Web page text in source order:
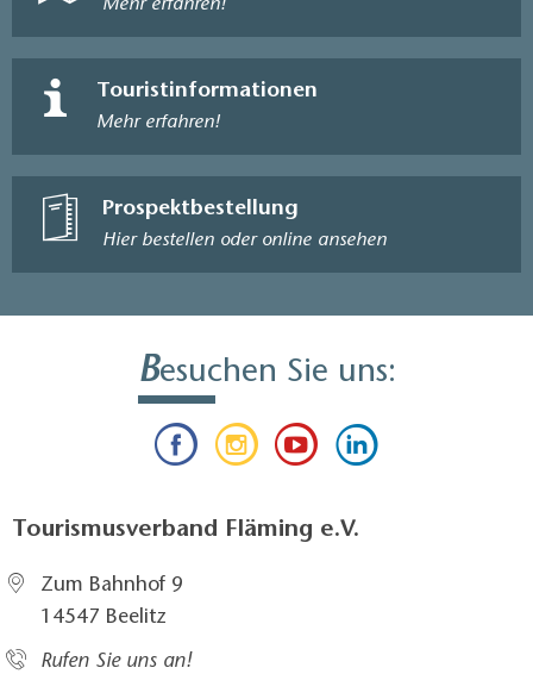
Mehr erfahren!
Touristinformationen
Mehr erfahren!
Prospektbestellung
Hier bestellen oder online ansehen
Besuchen Sie uns:
Tourismusverband Fläming e.V.
Zum Bahnhof 9
14547 Beelitz
Rufen Sie uns an!